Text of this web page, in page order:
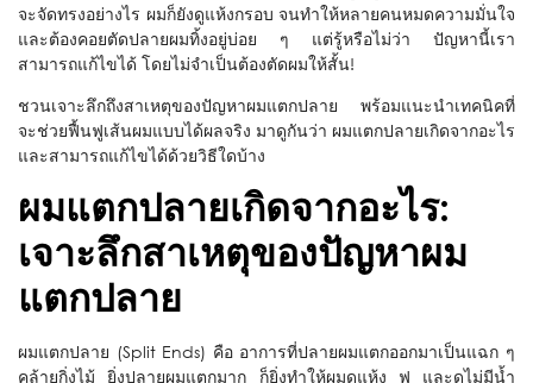
จะจัดทรงอย่างไร ผมก็ยังดูแห้งกรอบ จนทำให้หลายคนหมดความมั่นใจ
และต้องคอยตัดปลายผมทิ้งอยู่บ่อย ๆ แต่รู้หรือไม่ว่า ปัญหานี้เรา
สามารถแก้ไขได้ โดยไม่จำเป็นต้องตัดผมให้สั้น!
ชวนเจาะลึกถึงสาเหตุของปัญหาผมแตกปลาย พร้อมแนะนำเทคนิคที่
จะช่วยฟื้นฟูเส้นผมแบบได้ผลจริง มาดูกันว่า ผมแตกปลายเกิดจากอะไร
และสามารถแก้ไขได้ด้วยวิธีใดบ้าง
ผมแตกปลายเกิดจากอะไร:
เจาะลึกสาเหตุของปัญหาผม
แตกปลาย
ผมแตกปลาย (Split Ends) คือ อาการที่ปลายผมแตกออกมาเป็นแฉก ๆ
คล้ายกิ่งไม้ ยิ่งปลายผมแตกมาก ก็ยิ่งทำให้ผมดูแห้ง ฟู และดูไม่มีน้ำ